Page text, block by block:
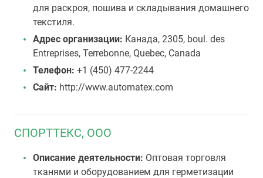
для раскроя, пошива и складывания домашнего
текстиля.
Адрес организации: Канада, 2305, boul. des
Entreprises, Terrebonne, Quebec, Canada
Телефон: +1 (450) 477-2244
Сайт: http://www.automatex.com
СПОРТТЕКС, ООО
Описание деятельности: Оптовая торговля
тканями и оборудованием для герметизации